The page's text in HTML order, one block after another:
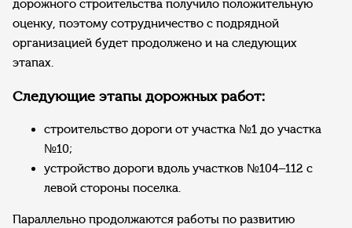
дорожного строительства получило положительную
оценку, поэтому сотрудничество с подрядной
организацией будет продолжено и на следующих
этапах.
Следующие этапы дорожных работ:
строительство дороги от участка №1 до участка
№10;
устройство дороги вдоль участков №104–112 с
левой стороны поселка.
Параллельно продолжаются работы по развитию